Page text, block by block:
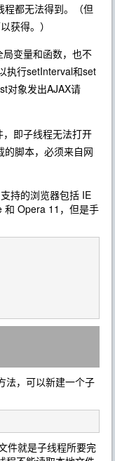
都无法得到。（但
获得。）
变量和函数，也不
执行setInterval和set
对象发出AJAX请
即子线程无法打开
的脚本，必须来自网
持的浏览器包括 IE
和 Opera 11，但是手
法，可以新建一个子
件就是子线程所要完